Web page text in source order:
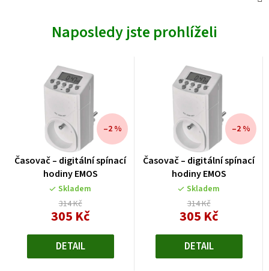
Naposledy jste prohlíželi
Časovač – digitální spínací
hodiny EMOS
Skladem
314 Kč
–2 %
305 KčMěrná
DETAIL
Časovač – digitální spínací
hodiny EMOS
Skladem
314 Kč
–2 %
305 KčMěrná
DETAIL